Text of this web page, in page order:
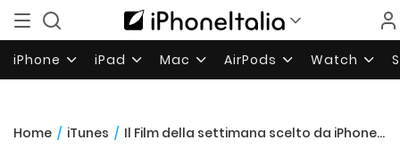
iPhone iPad Mac AirPods Watch
Home / iTunes / Il Film della settimana scelto da iPhoneItalia #32: la recensione di “127 ore” (2010) [iTunes Movie]